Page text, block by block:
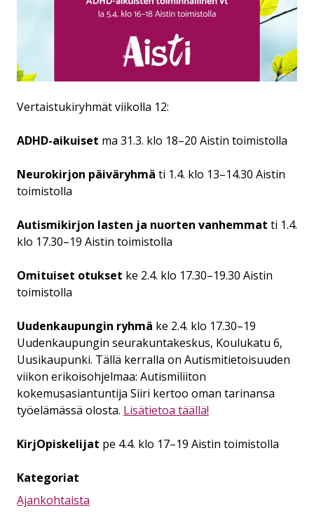
Vertaistukiryhmät viikolla 12:
ADHD-aikuiset ma 31.3. klo 18–20 Aistin toimistolla
Neurokirjon päiväryhmä ti 1.4. klo 13–14.30 Aistin
toimistolla
Autismikirjon lasten ja nuorten vanhemmat ti 1.4.
klo 17.30–19 Aistin toimistolla
Omituiset otukset ke 2.4. klo 17.30–19.30 Aistin
toimistolla
Uudenkaupungin ryhmä ke 2.4. klo 17.30–19
Uudenkaupungin seurakuntakeskus, Koulukatu 6,
Uusikaupunki. Tällä kerralla on Autismitietoisuuden
viikon erikoisohjelmaa: Autismiliiton
kokemusasiantuntija Siiri kertoo oman tarinansa
työelämässä olosta. Lisätietoa täällä!
KirjOpiskelijat pe 4.4. klo 17–19 Aistin toimistolla
Kategoriat
Ajankohtaista